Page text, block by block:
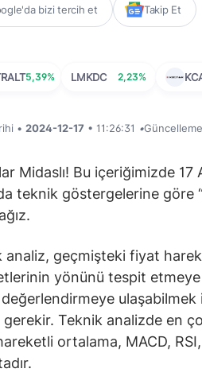
bizi tercih et Takip Et
5,39% LMKDC 2,23%
• 2024-12-17 • 11:26:31 •Güncelleme
Midaslı! Bu içeriğimizde 17
teknik göstergelerine göre
analiz, geçmişteki fiyat
yönünü tespit etmeye
Teknik analizde en
ortalama, MACD,